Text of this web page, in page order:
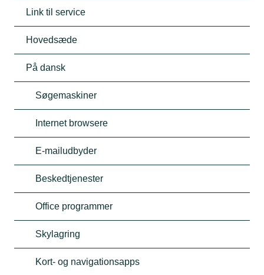
Link til service
Hovedsæde
På dansk
Søgemaskiner
Internet browsere
E-mailudbyder
Beskedtjenester
Office programmer
Skylagring
Kort- og navigationsapps